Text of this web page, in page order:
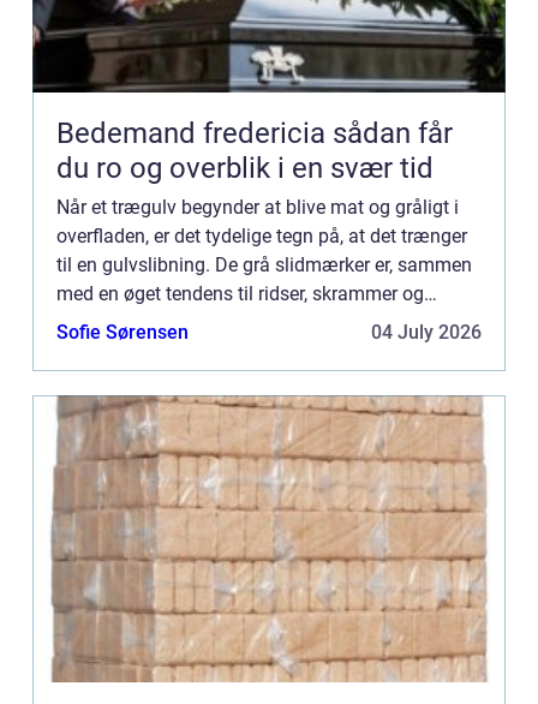
Bedemand fredericia sådan får
du ro og overblik i en svær tid
Når et trægulv begynder at blive mat og gråligt i
overfladen, er det tydelige tegn på, at det trænger
til en gulvslibning. De grå slidmærker er, sammen
med en øget tendens til ridser, skrammer og
splin...
Sofie Sørensen 04 July 2026